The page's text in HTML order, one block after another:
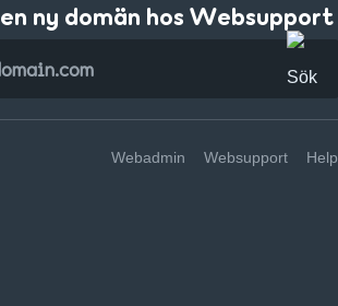
ny domän hos Websupport
Webadmin Websupport Help